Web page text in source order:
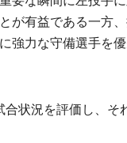
が有益である一方
強力な守備選手を
合状況を評価し、そ